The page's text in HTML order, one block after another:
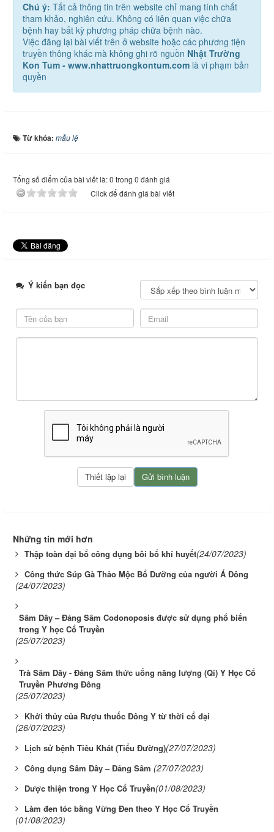
Chú ý: Tất cả thông tin trên website chỉ mang tính chất
tham khảo, nghiên cứu. Không có liên quan việc chữa
bệnh hay bất kỳ phương pháp chữa bệnh nào.
Việc đăng lại bài viết trên ở website hoặc các phương tiện
truyền thông khác mà không ghi rõ nguồn Nhật Trường
Kon Tum - www.nhattruongkontum.com là vi phạm bản
quyền
Từ khóa: mẫu lệ
Tổng số điểm của bài viết là: 0 trong 0 đánh giá
Click để đánh giá bài viết
Ý kiến bạn đọc
Những tin mới hơn
Thập toàn đại bổ công dụng bồi bổ khí huyết(24/07/2023)
Công thức Súp Gà Thảo Mộc Bổ Dưỡng của người Á Đông
(24/07/2023)
Sâm Dây – Đảng Sâm Codonoposis được sử dụng phổ biến
trong Y học Cổ Truyền
(25/07/2023)
Trà Sâm Dây - Đảng Sâm thức uống năng lượng (Qi) Y Học Cổ
Truyền Phương Đông
(25/07/2023)
Khởi thủy của Rượu thuốc Đông Y từ thời cổ đại
(26/07/2023)
Lịch sử bệnh Tiêu Khát (Tiểu Đường)(27/07/2023)
Công dụng Sâm Dây – Đảng Sâm (27/07/2023)
Dược thiện trong Y Học Cổ Truyền(01/08/2023)
Làm đen tóc bằng Vừng Đen theo Y Học Cổ Truyền
(01/08/2023)